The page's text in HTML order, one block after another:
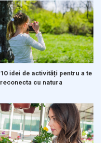
10 idei de activități pentru a te
reconecta cu natura